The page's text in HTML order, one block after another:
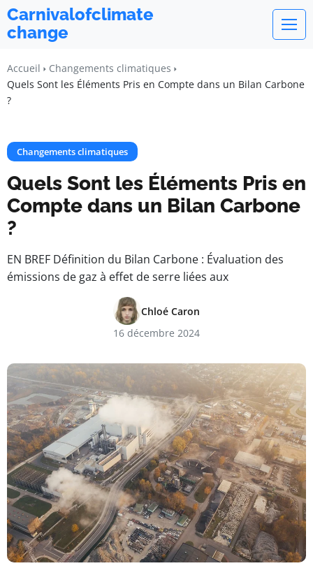
Carnivalofclimate
change
Accueil
Changements climatiques
Quels Sont les Éléments Pris en Compte dans un Bilan Carbone
?
Changements climatiques
Quels Sont les Éléments Pris en
Compte dans un Bilan Carbone
?
EN BREF Définition du Bilan Carbone : Évaluation des
émissions de gaz à effet de serre liées aux
Chloé Caron
16 décembre 2024